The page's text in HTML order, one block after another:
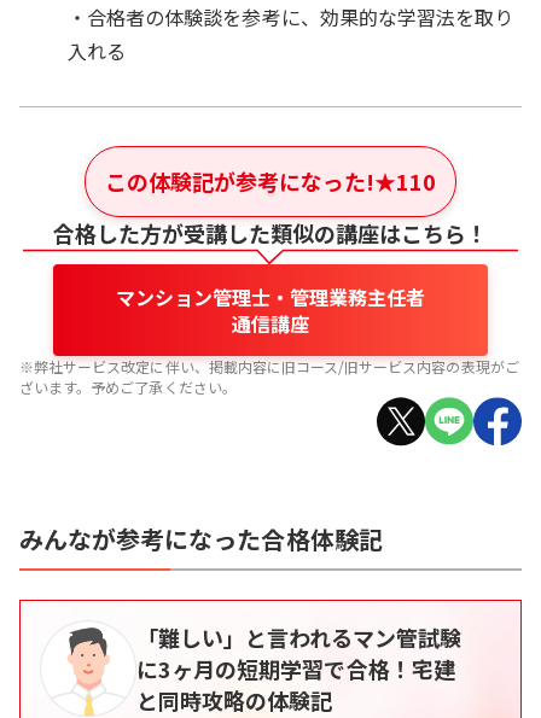
・合格者の体験談を参考に、効果的な学習法を取り
入れる
この体験記が参考になった!★110
合格した方が受講した類似の講座はこちら！
マンション管理士・管理業務主任者
通信講座
※弊社サービス改定に伴い、掲載内容に旧コース/旧サービス内容の表現がご
ざいます。予めご了承ください。
みんなが参考になった合格体験記
「難しい」と言われるマン管試験
に3ヶ月の短期学習で合格！宅建
と同時攻略の体験記